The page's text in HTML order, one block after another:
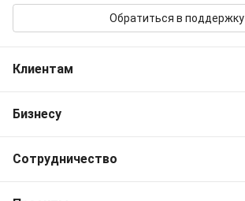
Обратиться в поддержку
Клиентам
Частые вопросы
Контакты OneTwoTrip
Бизнесу
Командировки
Сотрудничество